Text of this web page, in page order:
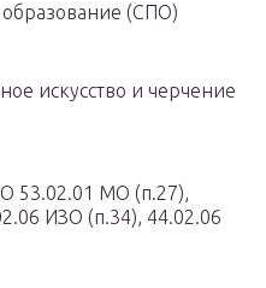
(СПО)
искусство и черчение
53.02.01 МО (п.27),
ИЗО (п.34), 44.02.06